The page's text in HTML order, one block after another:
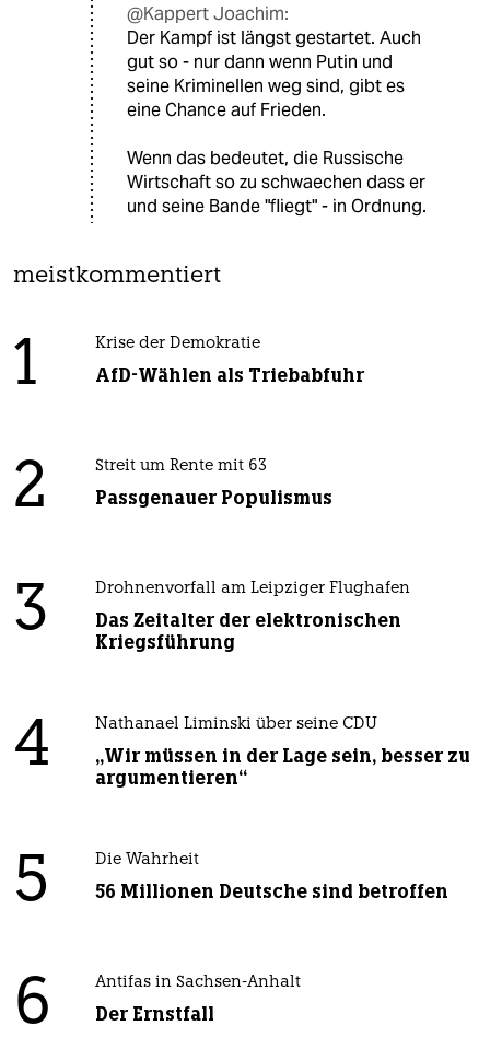
@Kappert Joachim:
Der Kampf ist längst gestartet. Auch
gut so - nur dann wenn Putin und
seine Kriminellen weg sind, gibt es
eine Chance auf Frieden.
Wenn das bedeutet, die Russische
Wirtschaft so zu schwaechen dass er
und seine Bande "fliegt" - in Ordnung.
meistkommentiert
1 Krise der Demokratie
AfD-Wählen als Triebabfuhr
2 Streit um Rente mit 63
Passgenauer Populismus
3 Drohnenvorfall am Leipziger Flughafen
Das Zeitalter der elektronischen
Kriegsführung
4 Nathanael Liminski über seine CDU
„Wir müssen in der Lage sein, besser zu
argumentieren“
5 Die Wahrheit
56 Millionen Deutsche sind betroffen
6 Antifas in Sachsen-Anhalt
Der Ernstfall